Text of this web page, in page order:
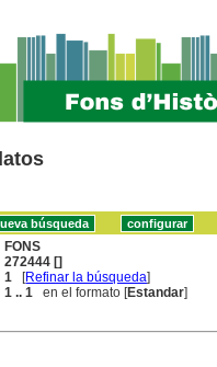
FONS
272444 []
1 [Refinar la búsqueda]
1 .. 1 en el formato [Estandar]